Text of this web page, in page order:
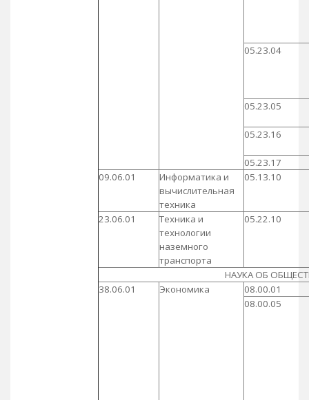
05.23.04
05.23.05
05.23.16
05.23.17
09.06.01
Информатика и
вычислительная
техника
05.13.10
23.06.01
Техника и
технологии
наземного
транспорта
05.22.10
НАУКА ОБ
38.06.01
Экономика
08.00.01
08.00.05